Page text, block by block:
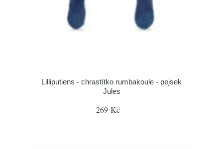
Lilliputiens - chrastítko rumbakoule - pejsek
Jules
269 Kč